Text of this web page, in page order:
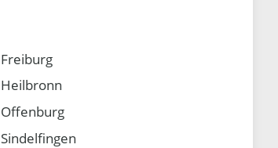
Freiburg
Heilbronn
Offenburg
Sindelfingen